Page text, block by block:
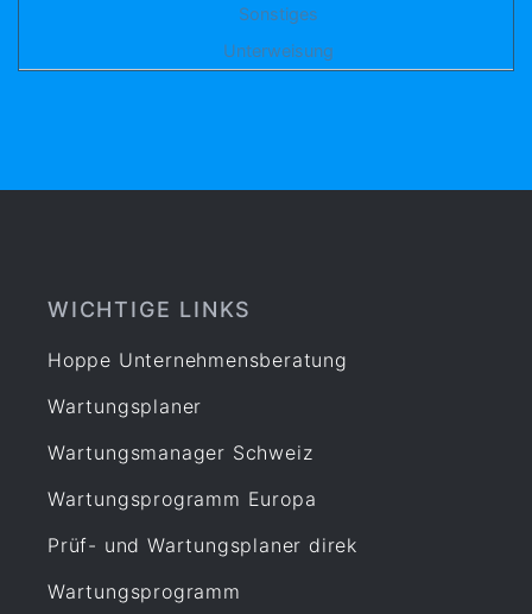
Sonstiges
Unterweisung
WICHTIGE LINKS
Hoppe Unternehmensberatung
Wartungsplaner
Wartungsmanager Schweiz
Wartungsprogramm Europa
Prüf- und Wartungsplaner direk
Wartungsprogramm